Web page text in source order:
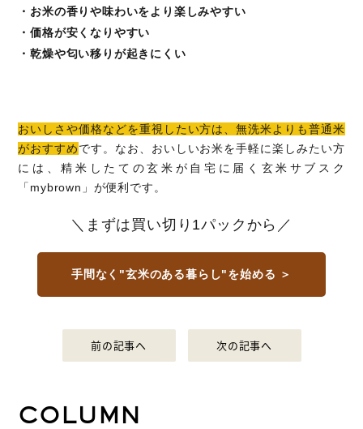
・お米の香りや味わいをより楽しみやすい
・価格が安くなりやすい
・乾燥や匂い移りが起きにくい
おいしさや価格などを重視したい方は、無洗米よりも普通米
がおすすめです。なお、おいしいお米を手軽に楽しみたい方
には、精米したての玄米が自宅に届く玄米サブスク
「mybrown」が便利です。
＼まずは買い切り1パックから／
手間なく"玄米のある暮らし"を始める ＞
前の記事へ 次の記事へ
COLUMN